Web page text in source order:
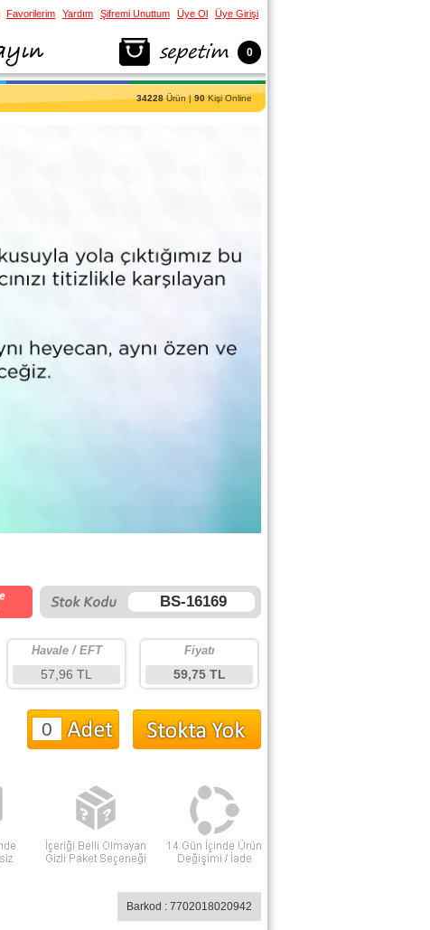
34228Ürün |90Kişi Online
BS-16169
Fiyatı
59,75 TL
Havale / EFT
57,96 TL
Barkod : 7702018020942
Favorilerim Yardım Şifremi Unuttum Üye Ol Üye Girişi
0